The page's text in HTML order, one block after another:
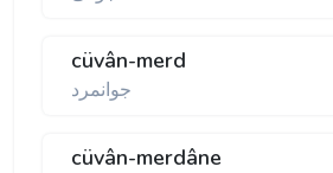
cüvân-merd
جوانمرد
cüvân-merdâne